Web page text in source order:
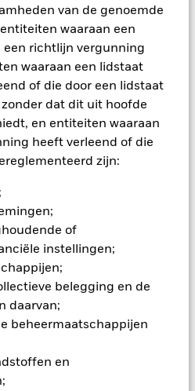
van de genoemde
waaraan een
een richtlijn vergunning
waaraan een lidstaat
of die door een lidstaat
dat dit uit hoofde
en entiteiten waaraan
heeft verleend of die
zijn:
of
instellingen;
belegging en de
daarvan;
beheermaatschappijen
en
af te dekken. Het
aandelenklasse kan een
(ook bekend als spill-over) voor
het fonds betekenen. De
fonds waarborgt dat er
gebruikt om het
aandelenklassen te
alle aandelenklassen in het
met valutahedging worden
een volledige lijst van alle
op aanvraag
van het fonds.
effecten uitleent om zijn kosten
62,5% van de hiermee
de resterende 37,5% ten
Aangezien de
uit effectenleningen de
niet verhoogt, is deze niet in